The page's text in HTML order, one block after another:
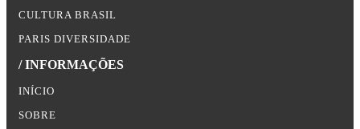
CULTURA BRASIL
PARIS DIVERSIDADE
/ INFORMAÇÕES
INÍCIO
SOBRE